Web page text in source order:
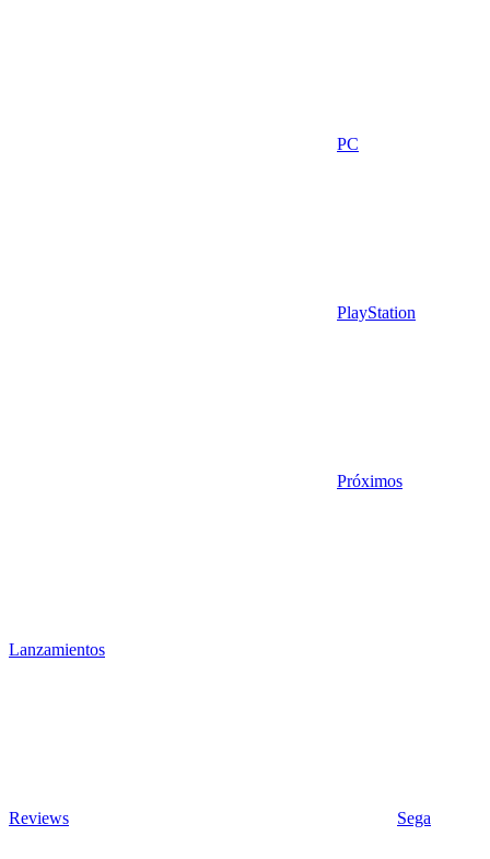
PC
PlayStation
Próximos
Lanzamientos
Reviews Sega